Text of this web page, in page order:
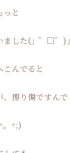
っと
ました(」゜□゜)」
んでると
、擦り傷ですんで
。^;)